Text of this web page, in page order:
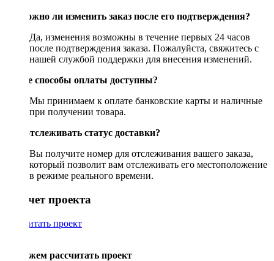
Возможно ли изменить заказ после его подтверждения?
Да, изменения возможны в течение первых 24 часов
после подтверждения заказа. Пожалуйста, свяжитесь с
нашей службой поддержки для внесения изменений.
Какие способы оплаты доступны?
Мы принимаем к оплате банковские карты и наличные
при получении товара.
Как отслеживать статус доставки?
Вы получите номер для отслеживания вашего заказа,
который позволит вам отслеживать его местоположение
в режиме реального времени.
Рассчет проекта
Рассчитать проект
Поможем рассчитать проект